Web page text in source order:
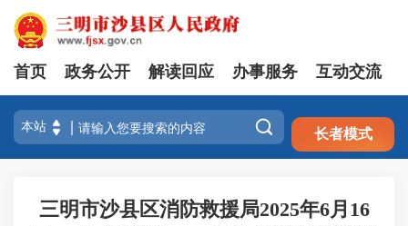
注册 登录
首页 政务公开 解读回应 办事服务 互动交流
 长者模式
三明市沙县区消防救援局2025年6月16